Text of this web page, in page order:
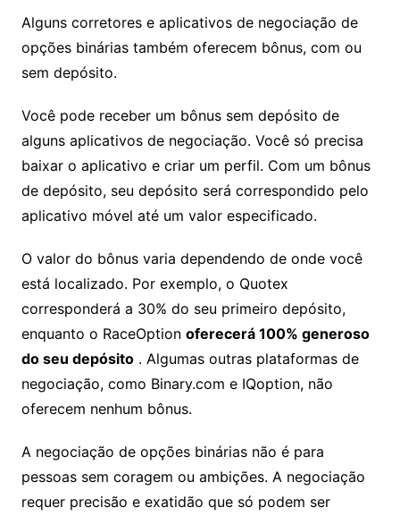
Alguns corretores e aplicativos de negociação de
opções binárias também oferecem bônus, com ou
sem depósito.
Você pode receber um bônus sem depósito de
alguns aplicativos de negociação. Você só precisa
baixar o aplicativo e criar um perfil. Com um bônus
de depósito, seu depósito será correspondido pelo
aplicativo móvel até um valor especificado.
O valor do bônus varia dependendo de onde você
está localizado. Por exemplo, o Quotex
corresponderá a 30% do seu primeiro depósito,
enquanto o RaceOption oferecerá 100% generoso
do seu depósito. Algumas outras plataformas de
negociação, como Binary.com e IQoption, não
oferecem nenhum bônus.
A negociação de opções binárias não é para
pessoas sem coragem ou ambições. A negociação
requer precisão e exatidão que só podem ser